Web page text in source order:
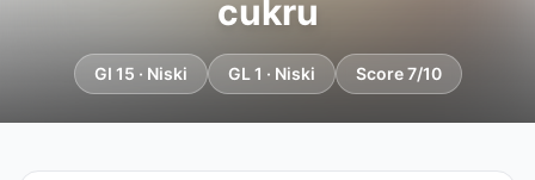
cukru
GI 15 · Niski GL 1 · Niski Score 7/10